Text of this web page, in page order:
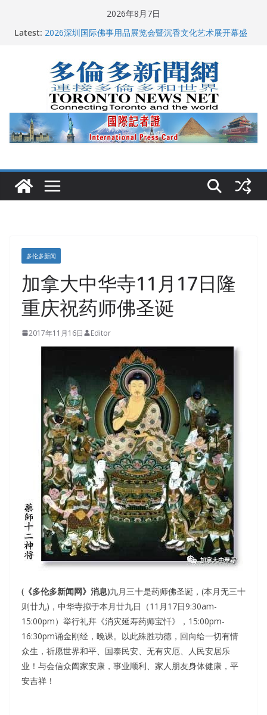
2026年8月7日
Latest:
多伦多市长选举拉开帷幕 多名华人候选人宣布角逐
2026深圳国际佛事用品展览会暨沉香文化艺术展开幕盛
特朗普称加拿大“不友善”并批评其领导层 卡尼：谈判事
关加拿大就业
2026加拿大青少年儿童绘画比赛颁奖典礼多伦多举行
龚晓华参加多伦多骄傲大游行 与市民分享竞选理念
多伦多新闻
加拿大中华寺11月17日隆
重庆祝药师佛圣诞
2017年11月16日 Editor
(《多伦多新闻网》消息)九月三十是药师佛圣诞，(本月无三十
则廿九)，中华寺拟于本月廿九日（11月17日9:30am-
15:00pm）举行礼拜《消灾延寿药师宝忏》，15:00pm-
16:30pm诵金刚经，晚课。以此殊胜功德，回向给一切有情
众生，祈愿世界和平、国泰民安、无有灾厄、人民安居乐
业！与会信众阖家安康，事业顺利、家人朋友身体健康，平
安吉祥！